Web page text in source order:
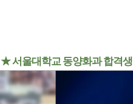
★ 서울대학교 동양화과 합격생